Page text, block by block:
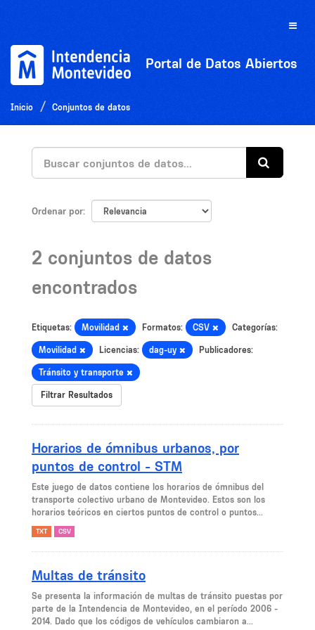
Toggle
Portal de Datos Abiertos
Inicio Conjuntos de datos
Ordenar por
2 conjuntos de datos
encontrados
Etiquetas: Movilidad Formatos: CSV Categorías:
Movilidad Licencias: dag-uy Publicadores:
Tránsito y transporte
Filtrar Resultados
Horarios de ómnibus urbanos, por
puntos de control - STM
Este juego de datos contiene los horarios de ómnibus del
transporte colectivo urbano de Montevideo. Estos son los
horarios teóricos en ciertos puntos de control o puntos...
TXT CSV
Multas de tránsito
Se presenta la información de multas de tránsito puestas por
parte de la Intendencia de Montevideo, en el período 2006 -
2014. Dado que los códigos de vehículos cambiaron a...